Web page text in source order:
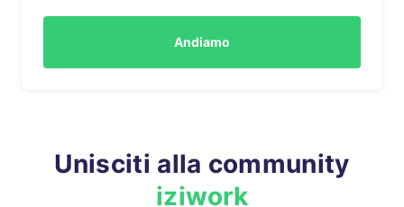
Andiamo
Unisciti alla community
iziwork